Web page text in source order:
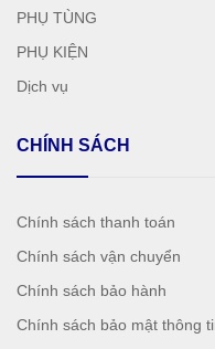
PHỤ TÙNG
PHỤ KIỆN
Dịch vụ
CHÍNH SÁCH
Chính sách thanh toán
Chính sách vận chuyển
Chính sách bảo hành
Chính sách bảo mật thông